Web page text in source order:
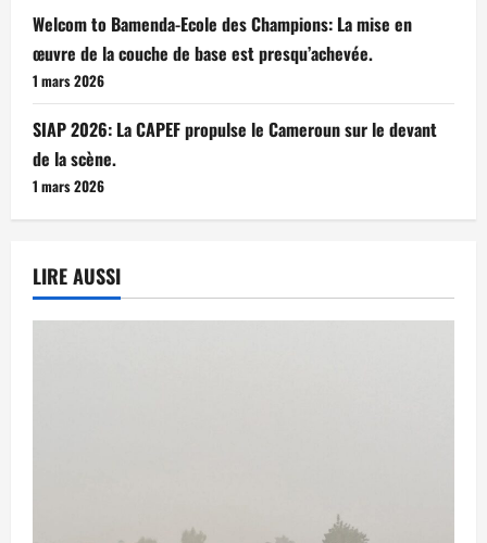
Welcom to Bamenda-Ecole des Champions: La mise en
œuvre de la couche de base est presqu’achevée.
1 mars 2026
SIAP 2026: La CAPEF propulse le Cameroun sur le devant
de la scène.
1 mars 2026
LIRE AUSSI